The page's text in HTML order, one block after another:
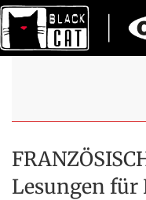
Lesungen für